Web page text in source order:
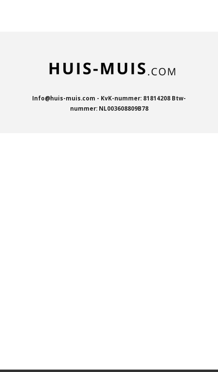
Info@huis-muis.com - KvK-nummer: 81814208 Btw-
nummer: NL003608809B78